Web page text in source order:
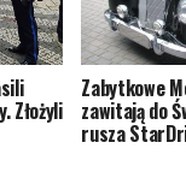
Złożyli
Zabytkowe
zawitają do
rusza